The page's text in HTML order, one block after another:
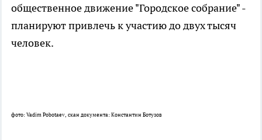
общественное движение "Городское собрание" -
планируют привлечь к участию до двух тысяч
человек.
фото: Vadim Pobotaev, скан документа: Константин Ботузов